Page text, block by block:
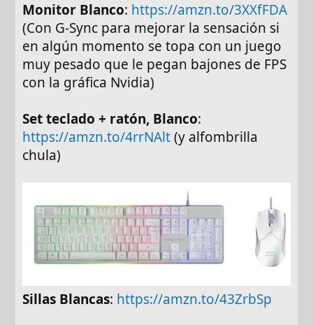
Monitor Blanco: https://amzn.to/3XXfFDA
(Con G-Sync para mejorar la sensación si
en algún momento se topa con un juego
muy pesado que le pegan bajones de FPS
con la gráfica Nvidia)
Set teclado + ratón, Blanco:
https://amzn.to/4rrNAlt(y alfombrilla
chula)
Sillas Blancas: https://amzn.to/43ZrbSp